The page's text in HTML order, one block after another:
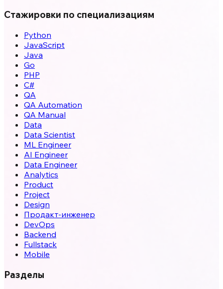
Стажировки по специализациям
Python
JavaScript
Java
Go
PHP
C#
QA
QA Automation
QA Manual
Data
Data Scientist
ML Engineer
AI Engineer
Data Engineer
Analytics
Product
Project
Design
Продакт-инженер
DevOps
Backend
Fullstack
Mobile
Разделы